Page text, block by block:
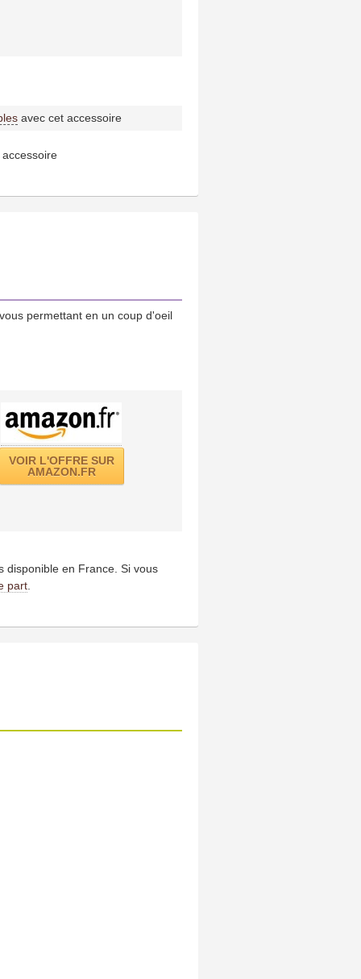
avec cet accessoire
permettant en un coup d'oeil
VOIR L'OFFRE SUR
AMAZON.FR
disponible en France. Si vous
part